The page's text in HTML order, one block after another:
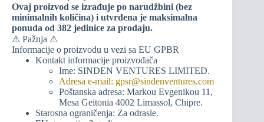
Ovaj proizvod se izrađuje po narudžbini (bez
minimalnih količina) i utvrđena je maksimalna
ponuda od 382 jedinice za prodaju.
⚠ Pažnja ⚠
Informacije o proizvodu u vezi sa EU GPBR
Kontakt informacije proizvođača
Ime: SINDEN VENTURES LIMITED.
Adresa e-mail: gpsr@sindenventures.com
Poštanska adresa: Markou Evgenikou 11,
Mesa Geitonia 4002 Limassol, Chipre.
Starosna ograničenja: Za odrasle.